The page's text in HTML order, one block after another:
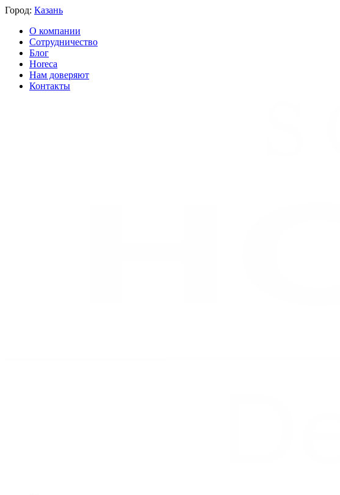
Город: Казань
О компании
Сотрудничество
Блог
Horeca
Нам доверяют
Контакты